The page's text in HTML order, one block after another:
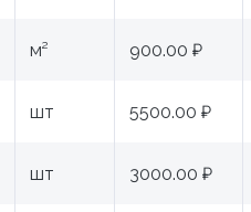
м² 900.00 ₽
шт 5500.00 ₽
шт 3000.00 ₽